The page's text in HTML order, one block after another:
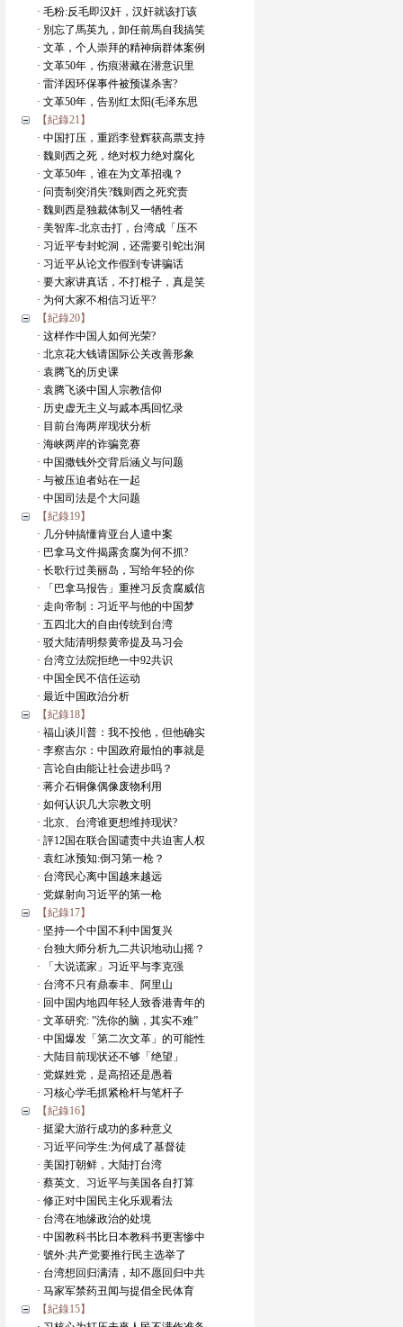
· 毛粉:反毛即汉奸，汉奸就该打该
· 別忘了馬英九，卸任前馬自我搞笑
· 文革，个人崇拜的精神病群体案例
· 文革50年，伤痕潜藏在潜意识里
· 雷洋因环保事件被预谋杀害?
· 文革50年，告别红太阳(毛泽东思
【紀錄21】
· 中国打压，重蹈李登辉获高票支持
· 魏则西之死，绝对权力绝对腐化
· 文革50年，谁在为文革招魂？
· 问责制突消失?魏则西之死究责
· 魏则西是独裁体制又一牺牲者
· 美智库-北京击打，台湾成「压不
· 习近平专封蛇洞，还需要引蛇出洞
· 习近平从论文作假到专讲骗话
· 要大家讲真话，不打棍子，真是笑
· 为何大家不相信习近平?
【紀錄20】
· 这样作中国人如何光荣?
· 北京花大钱请国际公关改善形象
· 袁腾飞的历史课
· 袁腾飞谈中国人宗教信仰
· 历史虚无主义与戚本禹回忆录
· 目前台海两岸现状分析
· 海峡两岸的诈骗竞赛
· 中国撒钱外交背后涵义与问题
· 与被压迫者站在一起
· 中国司法是个大问题
【紀錄19】
· 几分钟搞懂肯亚台人遣中案
· 巴拿马文件揭露贪腐为何不抓?
· 长歌行过美丽岛，写给年轻的你
· 「巴拿马报告」重挫习反贪腐威信
· 走向帝制：习近平与他的中国梦
· 五四北大的自由传统到台湾
· 驳大陆清明祭黄帝提及马习会
· 台湾立法院拒绝一中92共识
· 中国全民不信任运动
· 最近中国政治分析
【紀錄18】
· 福山谈川普：我不投他，但他确实
· 李察吉尔：中国政府最怕的事就是
· 言论自由能让社会进步吗？
· 蒋介石铜像偶像废物利用
· 如何认识几大宗教文明
· 北京、台湾谁更想维持现状?
· 評12国在联合国谴责中共迫害人权
· 袁红冰预知:倒习第一枪？
· 台湾民心离中国越来越远
· 党媒射向习近平的第一枪
【紀錄17】
· 坚持一个中国不利中国复兴
· 台独大师分析九二共识地动山摇？
· 「大说谎家」习近平与李克强
· 台湾不只有鼎泰丰、阿里山
· 回中国内地四年轻人致香港青年的
· 文革研究: ”洗你的脑，其实不难”
· 中国爆发「第二次文革」的可能性
· 大陆目前现状还不够「绝望」
· 党媒姓党，是高招还是愚着
· 习核心学毛抓紧枪杆与笔杆子
【紀錄16】
· 挺梁大游行成功的多种意义
· 习近平问学生:为何成了基督徒
· 美国打朝鲜，大陆打台湾
· 蔡英文、习近平与美国各自打算
· 修正对中国民主化乐观看法
· 台湾在地缘政治的处境
· 中国教科书比日本教科书更害惨中
· 號外:共产党要推行民主选举了
· 台湾想回归满清，却不愿回归中共
· 马家军禁药丑闻与提倡全民体育
【紀錄15】